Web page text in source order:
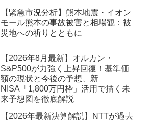
【緊急市況分析】熊本地震・イオン
モール熊本の事故被害と相場観：被
災地への祈りとともに
【2026年8月最新】オルカン・
S&P500が力強く上昇回復！基準価
額の現状と今後の予想、新
NISA「1,800万円枠」活用で描く未
来予想図を徹底解説
【2026年最新決算解説】NTTが過去